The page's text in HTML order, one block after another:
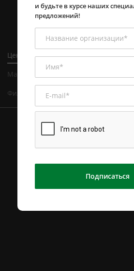
Центральный офис в Алматы
Магазин и сервисный центр в Алматы
Филиал в Астане
и будьте в курсе наших
предложений!
Подписаться